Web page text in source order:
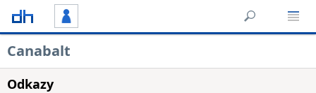
Canabalt
Odkazy